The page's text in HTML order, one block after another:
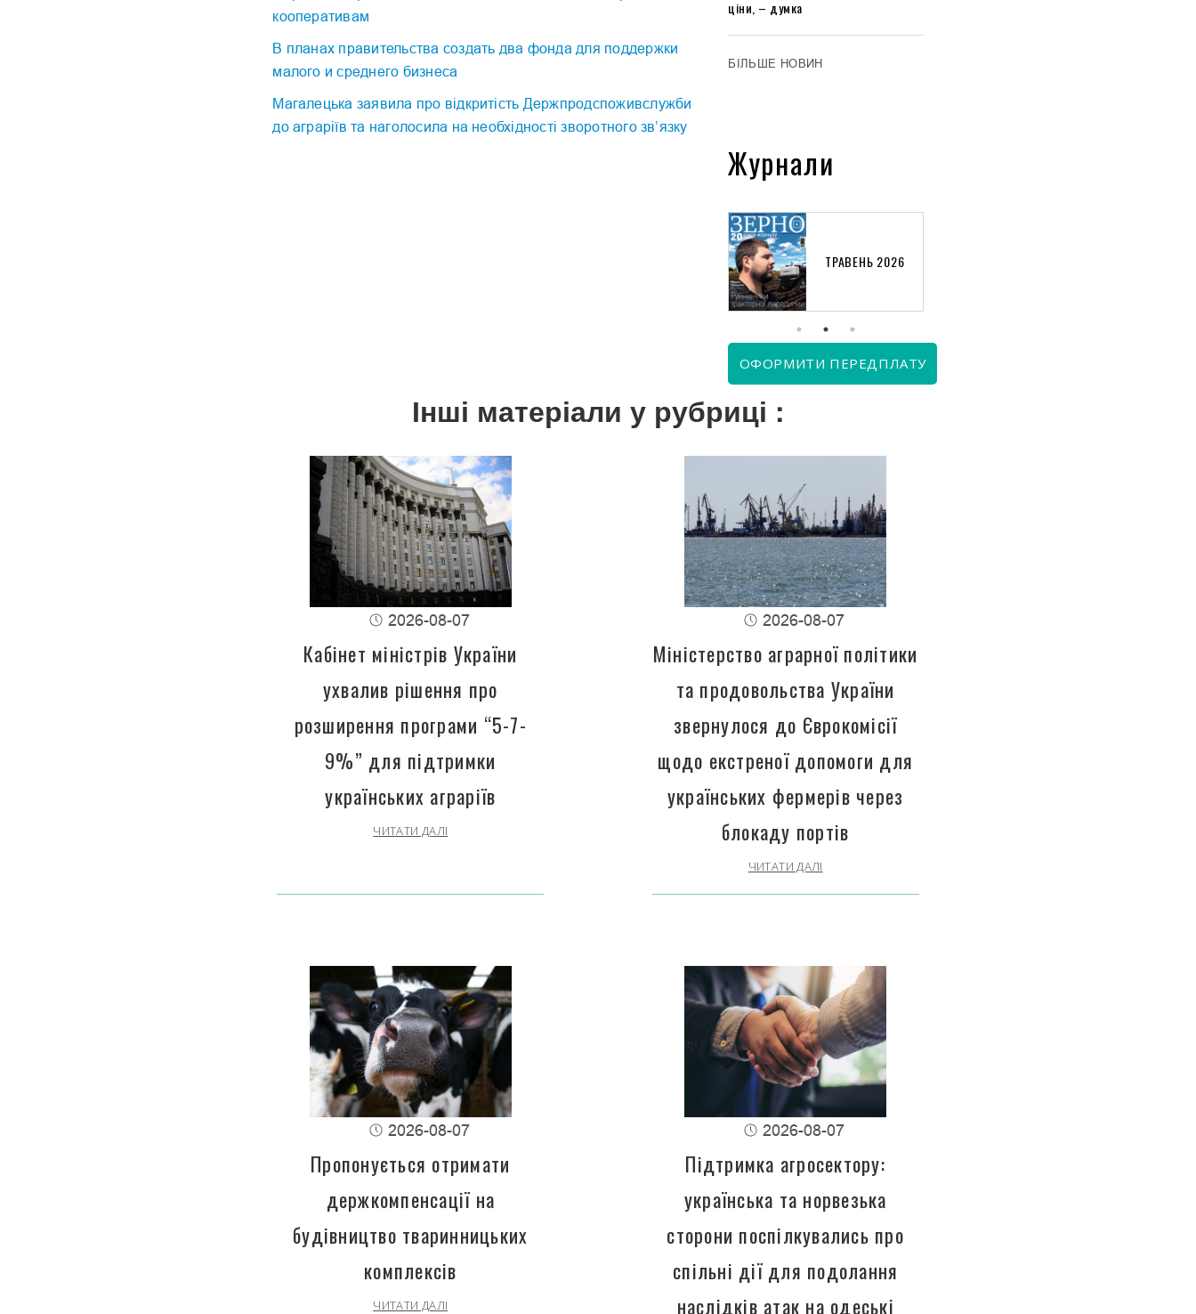
кооперативам
В планах правительства создать два фонда для поддержки
малого и среднего бизнеса
Магалецька заявила про відкритість Держпродспоживслужби
до аграріїв та наголосила на необхідності зворотного зв’язку
ціни, – думка
БІЛЬШЕ НОВИН
Журнали
ТРАВЕНЬ 2026
ОФОРМИТИ ПЕРЕДПЛАТУ
Інші матеріали у рубриці :
2026-08-07
Кабінет міністрів України
ухвалив рішення про
розширення програми “5-7-
9%” для підтримки
українських аграріїв
ЧИТАТИ ДАЛІ
2026-08-07
Міністерство аграрної політики
та продовольства України
звернулося до Єврокомісії
щодо екстреної допомоги для
українських фермерів через
блокаду портів
ЧИТАТИ ДАЛІ
2026-08-07
Пропонується отримати
держкомпенсації на
будівництво тваринницьких
комплексів
ЧИТАТИ ДАЛІ
2026-08-07
Підтримка агросектору:
українська та норвезька
сторони поспілкувались про
спільні дії для подолання
наслідків атак на одеські